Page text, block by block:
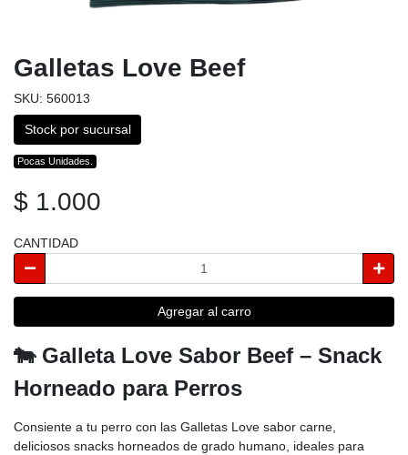
Galletas Love Beef
SKU: 560013
Stock por sucursal
Pocas Unidades.
$ 1.000
CANTIDAD
Agregar al carro
🐄 Galleta Love Sabor Beef – Snack
Horneado para Perros
Consiente a tu perro con las Galletas Love sabor carne,
deliciosos snacks horneados de grado humano, ideales para